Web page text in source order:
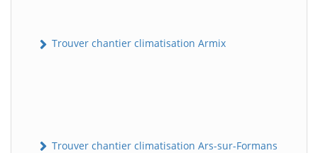
Trouver chantier climatisation Armix
Trouver chantier climatisation Ars-sur-Formans